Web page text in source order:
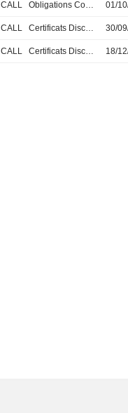
CALL Obligations Convertibles 01/
CALL Certificats Discount 30/
CALL Certificats Discount 18/